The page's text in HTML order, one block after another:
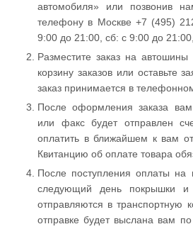
автомобиля» или позвонив
телефону в Москве +7 (495)
9:00 до 21:00, сб: с 9:00 до
Разместите заказ на
корзину заказов или оставьте
заказ принимается в
После оформления заказа
или факс будет отправлен
оплатить в ближайшем к вам
Квитанцию об оплате товара
После поступления оплаты на
следующий день покрышки и
отправляются в транспортную
отправке будет выслана вам